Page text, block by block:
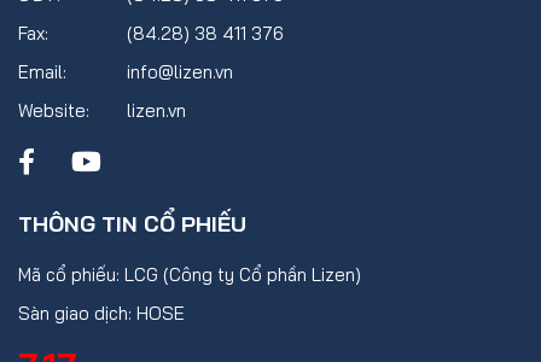
Fax:
(84.28) 38 411 376
Email:
info@lizen.vn
Website:
lizen.vn
THÔNG TIN CỔ PHIẾU
Mã cổ phiếu: LCG (Công ty Cổ phần Lizen)
Sàn giao dịch: HOSE